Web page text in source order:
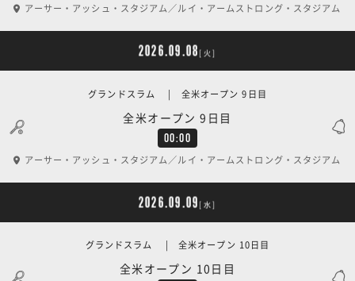
アーサー・アッシュ・スタジアム／ルイ・アームストロング・スタジアム
2026.09.08 [火]
00:00
全米オープン 9日目
グランドスラム | 全米オープン 9日目
アーサー・アッシュ・スタジアム／ルイ・アームストロング・スタジアム
2026.09.09 [水]
全米オープン 10日目
グランドスラム | 全米オープン 10日目